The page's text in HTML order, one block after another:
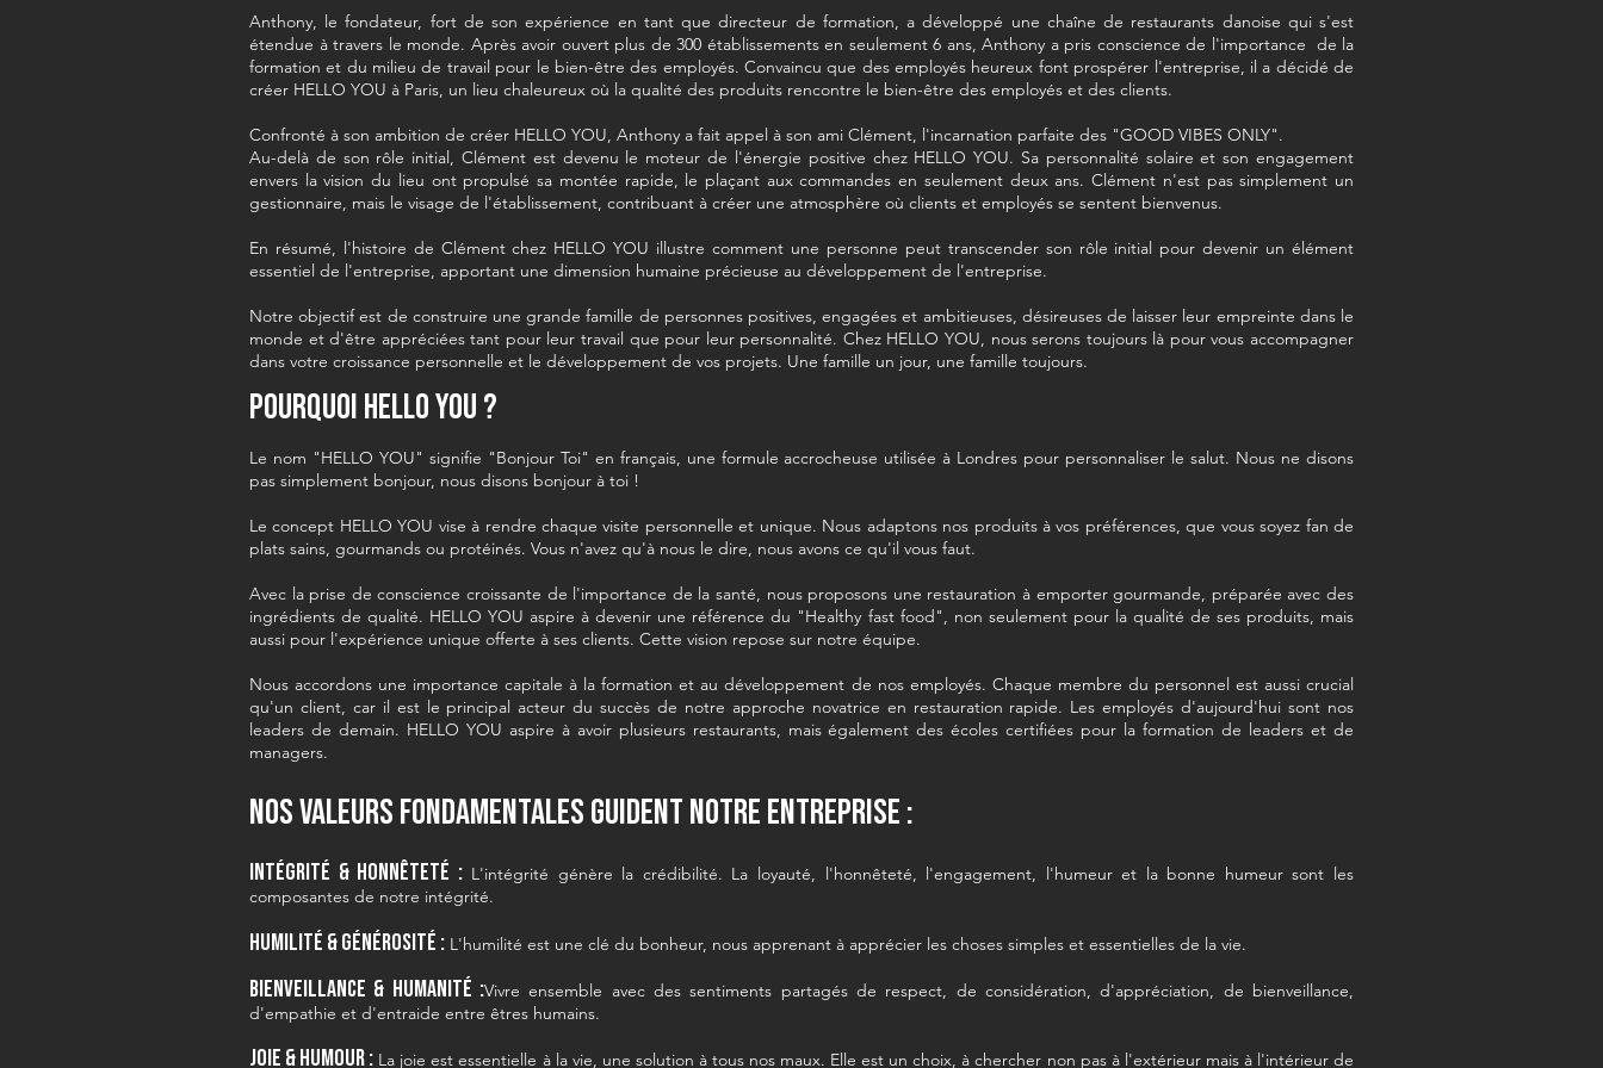
Anthony, le fondateur, fort de son expérience en tant que directeur de formation, a développé une chaîne de restaurants danoise qui s'est
étendue à travers le monde. Après avoir ouvert plus de 300 établissements en seulement 6 ans, Anthony a pris conscience de l'importance de la
formation et du milieu de travail pour le bien-être des employés. Convaincu que des employés heureux font prospérer l'entreprise, il a décidé de
créer HELLO YOU à Paris, un lieu chaleureux où la qualité des produits rencontre le bien-être des employés et des clients.
Confronté à son ambition de créer HELLO YOU, Anthony a fait appel à son ami Clément, l'incarnation parfaite des "GOOD VIBES ONLY".
Au-delà de son rôle initial, Clément est devenu le moteur de l'énergie positive chez HELLO YOU. Sa personnalité solaire et son engagement
envers la vision du lieu ont propulsé sa montée rapide, le plaçant aux commandes en seulement deux ans. Clément n'est pas simplement un
gestionnaire, mais le visage de l'établissement, contribuant à créer une atmosphère où clients et employés se sentent bienvenus.
En résumé, l'histoire de Clément chez HELLO YOU illustre comment une personne peut transcender son rôle initial pour devenir un élément
essentiel de l'entreprise, apportant une dimension humaine précieuse au développement de l'entreprise.
Notre objectif est de construire une grande famille de personnes positives, engagées et ambitieuses, désireuses de laisser leur empreinte dans le
monde et d'être appréciées tant pour leur travail que pour leur personnalité. Chez HELLO YOU, nous serons toujours là pour vous accompagner
dans votre croissance personnelle et le développement de vos projets. Une famille un jour, une famille toujours.
Pourquoi HELLO YOU ?
Le nom "HELLO YOU" signifie "Bonjour Toi" en français, une formule accrocheuse utilisée à Londres pour personnaliser le salut. Nous ne disons
pas simplement bonjour, nous disons bonjour à toi !
Le concept HELLO YOU vise à rendre chaque visite personnelle et unique. Nous adaptons nos produits à vos préférences, que vous soyez fan de
plats sains, gourmands ou protéinés. Vous n'avez qu'à nous le dire, nous avons ce qu'il vous faut.
Avec la prise de conscience croissante de l'importance de la santé, nous proposons une restauration à emporter gourmande, préparée avec des
ingrédients de qualité. HELLO YOU aspire à devenir une référence du "Healthy fast food", non seulement pour la qualité de ses produits, mais
aussi pour l'expérience unique offerte à ses clients. Cette vision repose sur notre équipe.
Nous accordons une importance capitale à la formation et au développement de nos employés. Chaque membre du personnel est aussi crucial
qu'un client, car il est le principal acteur du succès de notre approche novatrice en restauration rapide. Les employés d'aujourd'hui sont nos
leaders de demain. HELLO YOU aspire à avoir plusieurs restaurants, mais également des écoles certifiées pour la formation de leaders et de
managers.
Nos valeurs fondamentales guident notre entreprise :
Intégrité & Honnêteté :L'intégrité génère la crédibilité. La loyauté, l'honnêteté, l'engagement, l'humeur et la bonne humeur sont les
composantes de notre intégrité.
Humilité & Générosité : L'humilité est une clé du bonheur, nous apprenant à apprécier les choses simples et essentielles de la vie.
Bienveillance & Humanité :Vivre ensemble avec des sentiments partagés de respect, de considération, d'appréciation, de bienveillance,
d'empathie et d'entraide entre êtres humains.
Joie & Humour : La joie est essentielle à la vie, une solution à tous nos maux. Elle est un choix, à chercher non pas à l'extérieur mais à l'intérieur de